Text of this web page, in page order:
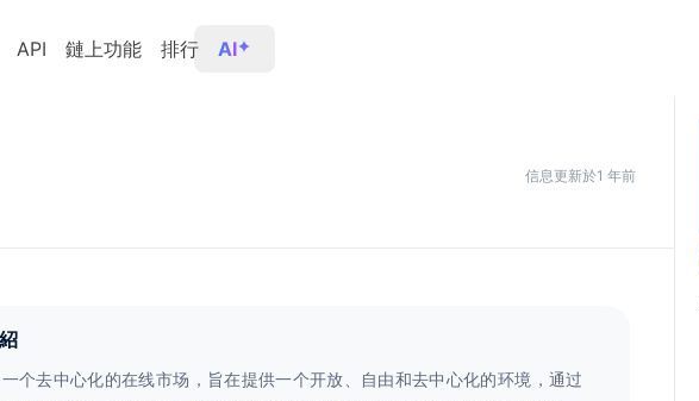
API 鏈上功能 排行 AI
信息更新於1 年前
一个去中心化的在线市场，旨在提供一个开放、自由和去中心化的环境，通过